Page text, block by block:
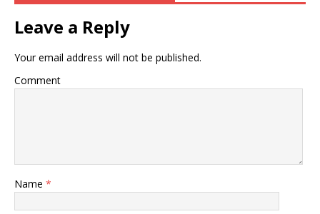
Leave a Reply
Your email address will not be published.
Comment
Name *